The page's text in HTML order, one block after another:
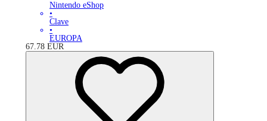
Nintendo eShop
•
Clave
•
EUROPA
67.78 EUR